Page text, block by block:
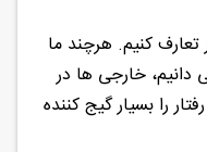
کنیم. هرچند ما
دانیم، خارجی ها در
را بسیار گیج کننده